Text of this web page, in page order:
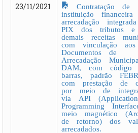
23/11/2021
Contratação de
instituição financeira
arrecadação
PIX dos tributos e
demais receitas
com vinculação aos
Documentos de
Arrecadação
DAM, com código
barras, padrão
com prestação de
por meio de
via API (Application
Programming
meio magnético
de retorno) dos
arrecadados.